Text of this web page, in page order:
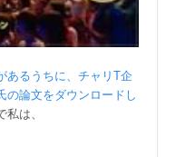
あるうちに、チャリT企
の論文をダウンロードし
は、